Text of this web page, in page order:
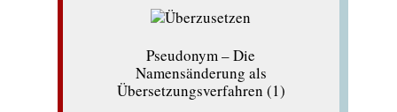
Pseudonym – Die
Namensänderung als
Übersetzungsverfahren (1)